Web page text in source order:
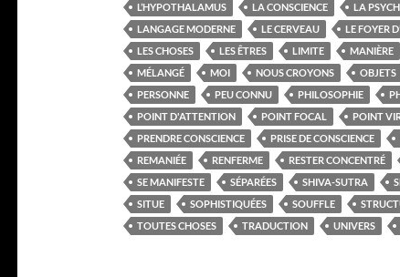
L’HYPOTHALAMUS
LA CONSCIENCE
LA
LANGAGE MODERNE
LE CERVEAU LE FOYER
LES CHOSES
LES ÊTRES LIMITE MANIÈRE
MÉLANGÉ
MOI NOUS CROYONS OBJETS
PERSONNE
PEU CONNU PHILOSOPHIE
POINT D'ATTENTION
POINT FOCAL POINT
PRENDRE CONSCIENCE
PRISE DE CONSCIENCE
REMANIÉE
RENFERME RESTER CONCENTRÉ
SE MANIFESTE
SÉPARÉES SHIVA-SUTRA
SITUE
SOPHISTIQUÉES SOUFFLE
TOUTES CHOSES
TRADUCTION UNIVERS